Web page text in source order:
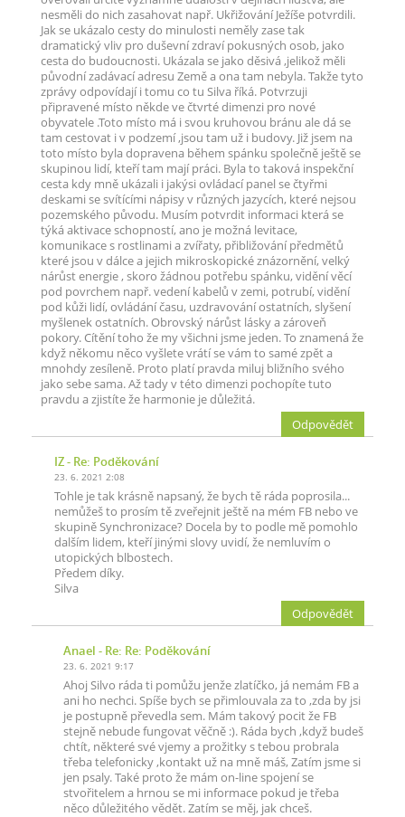
nesměli do nich zasahovat např. Ukřižování Ježíše potvrdili.
Jak se ukázalo cesty do minulosti neměly zase tak
dramatický vliv pro duševní zdraví pokusných osob, jako
cesta do budoucnosti. Ukázala se jako děsivá ,jelikož měli
původní zadávací adresu Země a ona tam nebyla. Takže tyto
zprávy odpovídají i tomu co tu Silva říká. Potvrzuji
připravené místo někde ve čtvrté dimenzi pro nové
obyvatele .Toto místo má i svou kruhovou bránu ale dá se
tam cestovat i v podzemí ,jsou tam už i budovy. Již jsem na
toto místo byla dopravena během spánku společně ještě se
skupinou lidí, kteří tam mají práci. Byla to taková inspekční
cesta kdy mně ukázali i jakýsi ovládací panel se čtyřmi
deskami se svítícími nápisy v různých jazycích, které nejsou
pozemského původu. Musím potvrdit informaci která se
týká aktivace schopností, ano je možná levitace,
komunikace s rostlinami a zvířaty, přibližování předmětů
které jsou v dálce a jejich mikroskopické znázornění, velký
nárůst energie , skoro žádnou potřebu spánku, vidění věcí
pod povrchem např. vedení kabelů v zemi, potrubí, vidění
pod kůži lidí, ovládání času, uzdravování ostatních, slyšení
myšlenek ostatních. Obrovský nárůst lásky a zároveň
pokory. Cítění toho že my všichni jsme jeden. To znamená že
když někomu něco vyšlete vrátí se vám to samé zpět a
mnohdy zesíleně. Proto platí pravda miluj bližního svého
jako sebe sama. Až tady v této dimenzi pochopíte tuto
pravdu a zjistíte že harmonie je důležitá.
Odpovědět
IZ- Re: Poděkování
23. 6. 2021 2:08
Tohle je tak krásně napsaný, že bych tě ráda poprosila...
nemůžeš to prosím tě zveřejnit ještě na mém FB nebo ve
skupině Synchronizace? Docela by to podle mě pomohlo
dalším lidem, kteří jinými slovy uvidí, že nemluvím o
utopických blbostech.
Předem díky.
Silva
Odpovědět
Anael - Re: Re: Poděkování
23. 6. 2021 9:17
Ahoj Silvo ráda ti pomůžu jenže zlatíčko, já nemám FB a
ani ho nechci. Spíše bych se přimlouvala za to ,zda by jsi
je postupně převedla sem. Mám takový pocit že FB
stejně nebude fungovat věčně :). Ráda bych ,když budeš
chtít, některé své vjemy a prožitky s tebou probrala
třeba telefonicky ,kontakt už na mně máš, Zatím jsme si
jen psaly. Také proto že mám on-line spojení se
stvořitelem a hrnou se mi informace pokud je třeba
něco důležitého vědět. Zatím se měj, jak chceš.